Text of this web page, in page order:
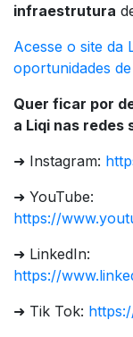
infraestrutura
Acesse o site da
oportunidades
Quer ficar por
a Liqi nas redes
➜ Instagram:
➜ YouTube:
https://
➜ LinkedIn:
https://
➜ Tik Tok: